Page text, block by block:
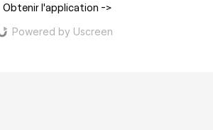
Obtenir l'application ->
Powered by Uscreen